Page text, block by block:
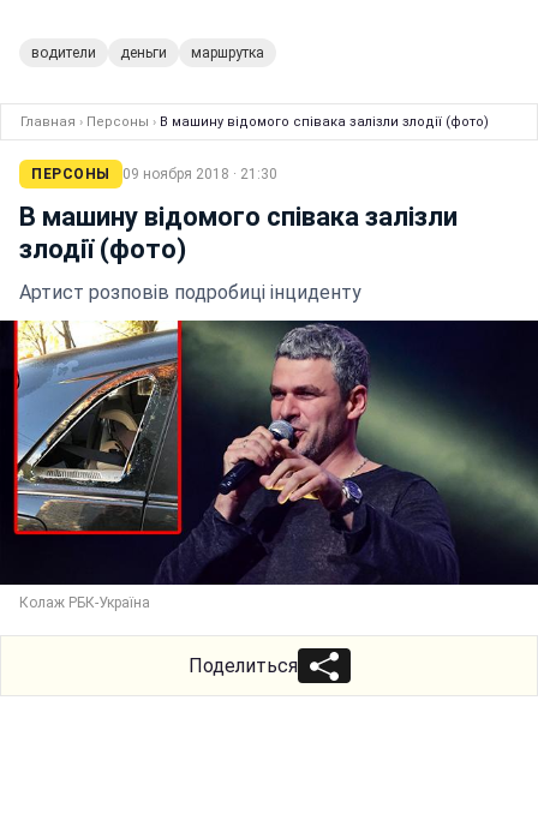
водители деньги маршрутка
Главная › Персоны › В машину відомого співака залізли злодії (фото)
ПЕРСОНЫ 09 ноября 2018 · 21:30
В машину відомого співака залізли
злодії (фото)
Артист розповів подробиці інциденту
Колаж РБК-Україна
Поделиться